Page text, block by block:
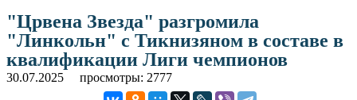
"Црвена Звезда" разгромила
"Линкольн" с Тикнизяном в составе в
квалификации Лиги чемпионов
30.07.2025 просмотры: 2777